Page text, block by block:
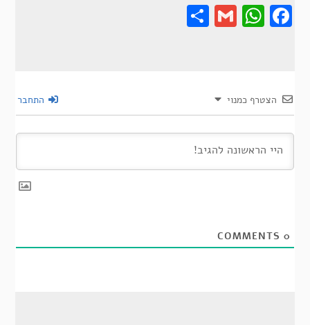
Gmail
Share
הצטרף כמנוי התחבר
0